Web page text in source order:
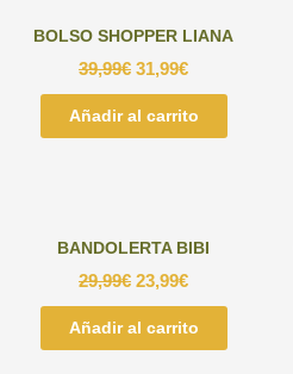
BOLSO SHOPPER LIANA
39,99€ 31,99€
Añadir al carrito
BANDOLERTA BIBI
29,99€ 23,99€
Añadir al carrito